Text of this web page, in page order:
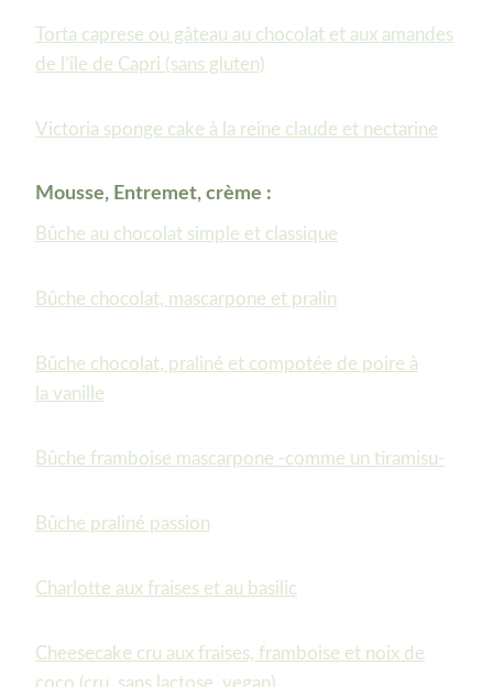
Torta caprese ou gâteau au chocolat et aux amandes
de l’île de Capri (sans gluten)
Victoria sponge cake à la reine claude et nectarine
Mousse, Entremet, crème :
Bûche au chocolat simple et classique
Bûche chocolat, mascarpone et pralin
Bûche chocolat, praliné et compotée de poire à
la vanille
Bûche framboise mascarpone -comme un tiramisu-
Bûche praliné passion
Charlotte aux fraises et au basilic
Cheesecake cru aux fraises, framboise et noix de
coco (cru, sans lactose, vegan)